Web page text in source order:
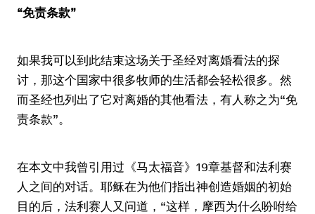
“免责条款”
如果我可以到此结束这场关于圣经对离婚看法的探
讨，那这个国家中很多牧师的生活都会轻松很多。然
而圣经也列出了它对离婚的其他看法，有人称之为“免
责条款”。
在本文中我曾引用过《马太福音》19章基督和法利赛
人之间的对话。耶稣在为他们指出神创造婚姻的初始
目的后，法利赛人又问道，“这样，摩西为什么吩咐给